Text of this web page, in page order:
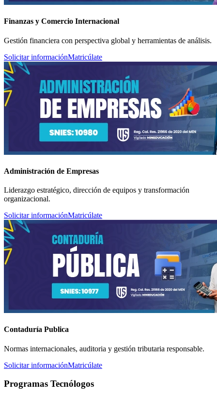
Finanzas y Comercio Internacional
Gestión financiera con perspectiva global y herramientas de análisis.
Solicitar informaciónMatricúlate
Administración de Empresas
Liderazgo estratégico, dirección de equipos y transformación
organizacional.
Solicitar informaciónMatricúlate
Contaduría Publica
Normas internacionales, auditoria y gestión tributaria responsable.
Solicitar informaciónMatricúlate
Programas Tecnólogos